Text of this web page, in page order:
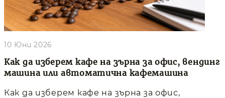
Как да изберем кафе на зърна за офис, вендинг
машина или автоматична кафемашина
10 Юни 2026
Как да изберем кафе на зърна за офис,